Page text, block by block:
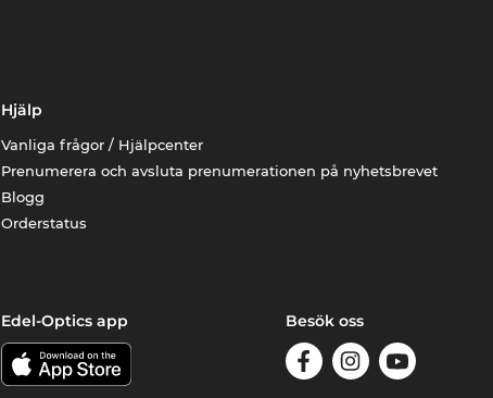
Hjälp
Vanliga frågor / Hjälpcenter
Prenumerera och avsluta prenumerationen på nyhetsbrevet
Blogg
Orderstatus
Edel-Optics app Besök oss